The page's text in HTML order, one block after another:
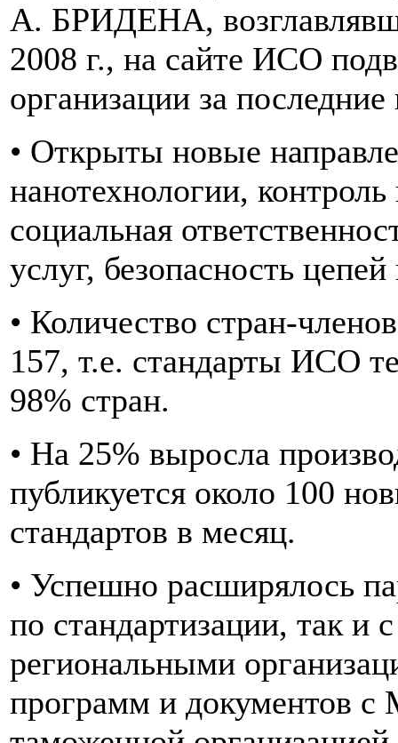
А. БРИДЕНА,
2008 г., на сайте ИСО
организации за последние
• Открыты новые
нанотехнологии,
социальная
услуг, безопасность
• Количество стран-
157, т.е. стандарты ИСО
98% стран.
• На 25% выросла
публикуется около 100
стандартов в месяц.
• Успешно расширялось
по стандартизации, так
региональными
программ и